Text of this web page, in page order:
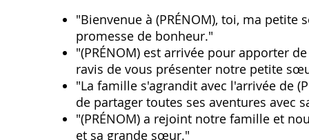
"Bienvenue à (PRÉNOM)‚ toi‚ ma
promesse de bonheur."
"(PRÉNOM) est arrivée pour apporter
ravis de vous présenter notre petite
"La famille s'agrandit avec l'arrivée de
de partager toutes ses aventures avec
"(PRÉNOM) a rejoint notre famille et
et sa grande sœur."